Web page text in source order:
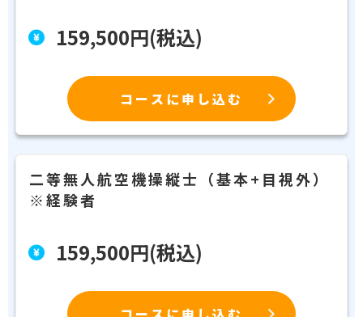
159,500円(税込)
コースに申し込む
二等無人航空機操縦士（基本+目視外）
※経験者
159,500円(税込)